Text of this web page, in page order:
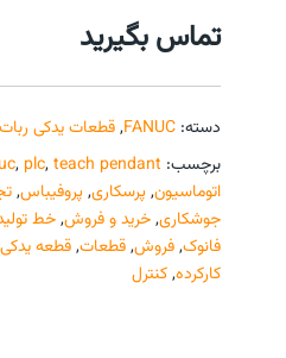
تماس بگیرید
دسته: FANUC
,قطعات یدکی
برچسب:
, plc, teach pendant
اتوماسیون,پرسکاری,پروفیباس,
جوشکاری,خرید و فروش,خط
فانوک,فروش,قطعات,قطعه یدکی
کارکرده,کنترل